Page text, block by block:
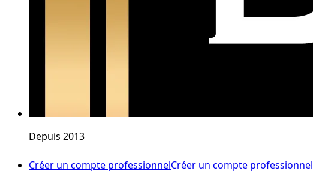
Depuis 2013
Créer un compte professionnelCréer un compte professionnel